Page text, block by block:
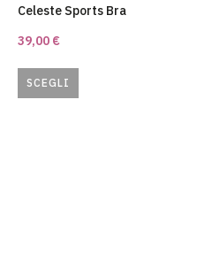
SCEGLI
Celeste Sports Bra
39,00 €